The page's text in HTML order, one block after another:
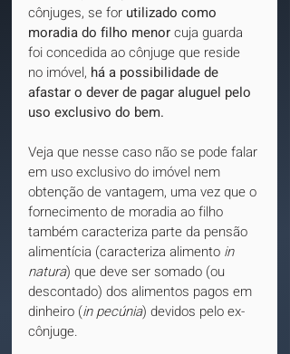
cônjuges, se for utilizado como
moradia do filho menor cuja guarda
foi concedida ao cônjuge que reside
no imóvel, há a possibilidade de
afastar o dever de pagar aluguel pelo
uso exclusivo do bem.
Veja que nesse caso não se pode falar
em uso exclusivo do imóvel nem
obtenção de vantagem, uma vez que o
fornecimento de moradia ao filho
também caracteriza parte da pensão
alimentícia (caracteriza alimento in
natura) que deve ser somado (ou
descontado) dos alimentos pagos em
dinheiro (in pecúnia) devidos pelo ex-
cônjuge.